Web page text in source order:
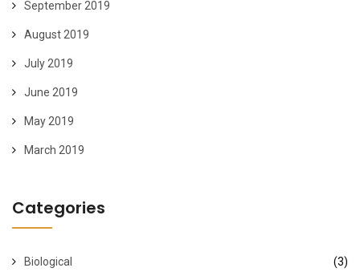
September 2019
August 2019
July 2019
June 2019
May 2019
March 2019
Categories
Biological (3)